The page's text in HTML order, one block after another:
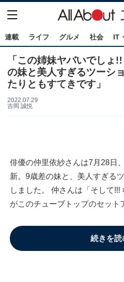
連載 ライフ グルメ 社会 IT
「この姉妹ヤバいでしょ
の妹と美人すぎるツーシ
たりともすてきです」
2022.07.29
吉岡 誠悦
俳優の仲里依紗さんは7月28日
新。9歳差の妹と、美人すぎる
しました。 仲さんは「そして
がこのチューブトップのセット
続きを読